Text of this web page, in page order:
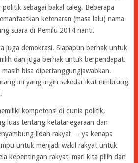
sebagai bakal caleg. Beberapa
ketenaran (masa lalu) nama
suara di Pemilu 2014 nanti.
juga demokrasi. Siapapun berhak untuk
dan juga berhak untuk berpendapat.
masih bisa dipertanggungjawabkan.
ini yang ingin sekedar ikut nimbrung
kompetensi di dunia politik,
luas tentang ketatanegaraan dan
lidah rakyat … ya kenapa
untuk menjadi wakil rakyat untuk
kepentingan rakyat, mari kita pilih dan